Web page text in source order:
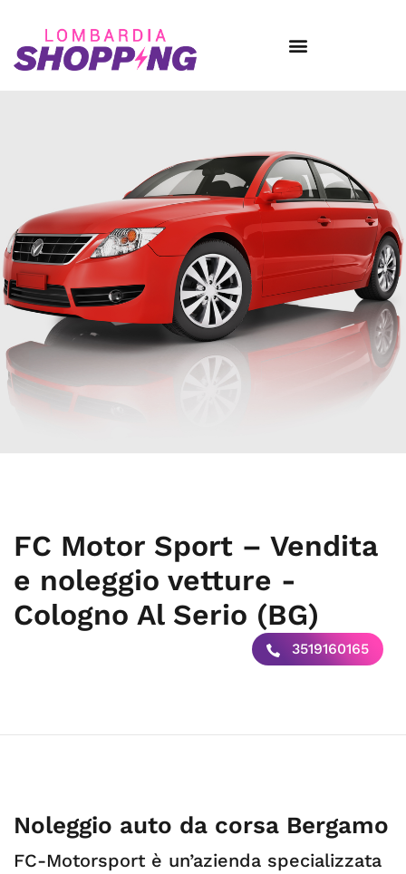
FC Motor Sport – Vendita
e noleggio vetture -
Cologno Al Serio (BG)
3519160165
Noleggio auto da corsa Bergamo
FC-Motorsport è un’azienda specializzata